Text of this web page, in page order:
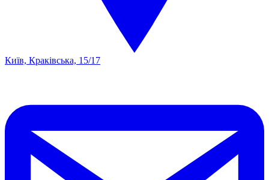
Київ, Краківська, 15/17